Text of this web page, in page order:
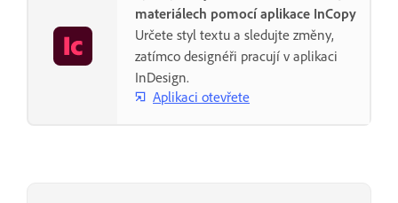
materiálech pomocí aplikace InCopy
Určete styl textu a sledujte změny,
zatímco designéři pracují v aplikaci
InDesign.
Aplikaci otevřete